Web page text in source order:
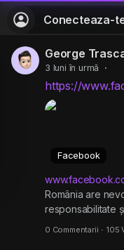
Conecteaza-
George
3 luni în urmă ·
https://
Facebook
România are
responsabilitate
0 Commentarii · 105